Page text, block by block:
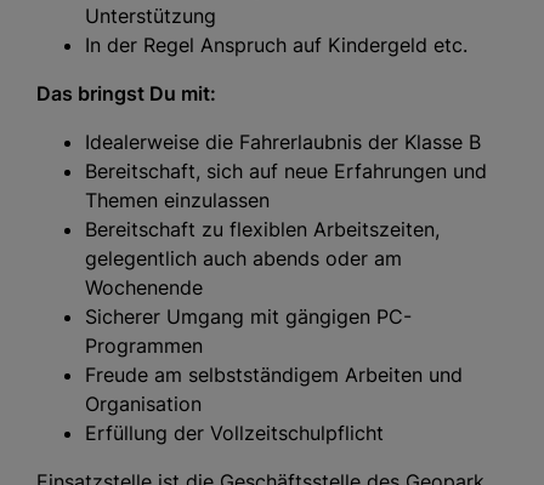
Unterstützung
In der Regel Anspruch auf Kindergeld etc.
Das bringst Du mit:
Idealerweise die Fahrerlaubnis der Klasse B
Bereitschaft, sich auf neue Erfahrungen und
Themen einzulassen
Bereitschaft zu flexiblen Arbeitszeiten,
gelegentlich auch abends oder am
Wochenende
Sicherer Umgang mit gängigen PC-
Programmen
Freude am selbstständigem Arbeiten und
Organisation
Erfüllung der Vollzeitschulpflicht